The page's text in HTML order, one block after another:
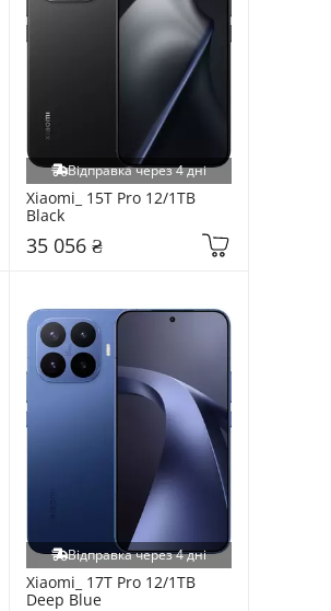
Відправка через 4 дні
Xiaomi_ 15T Pro 12/1TB
Black
35 056 ₴
Відправка через 4 дні
Xiaomi_ 17T Pro 12/1TB
Deep Blue